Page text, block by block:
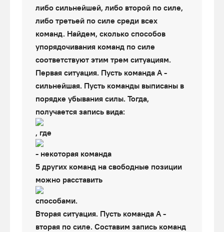
либо сильнейшей, либо второй по силе,
либо третьей по силе среди всех
команд. Найдем, сколько способов
упорядочивания команд по силе
соответствуют этим трем ситуациям.
Первая ситуация. Пусть команда А -
сильнейшая. Пусть команды выписаны в
порядке убывания силы. Тогда,
получается запись вида:
, где
- некоторая команда
5 других команд на свободные позиции
можно расставить
способами.
Вторая ситуация. Пусть команда А -
вторая по силе. Составим запись команд